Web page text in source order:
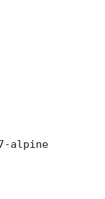
alpine